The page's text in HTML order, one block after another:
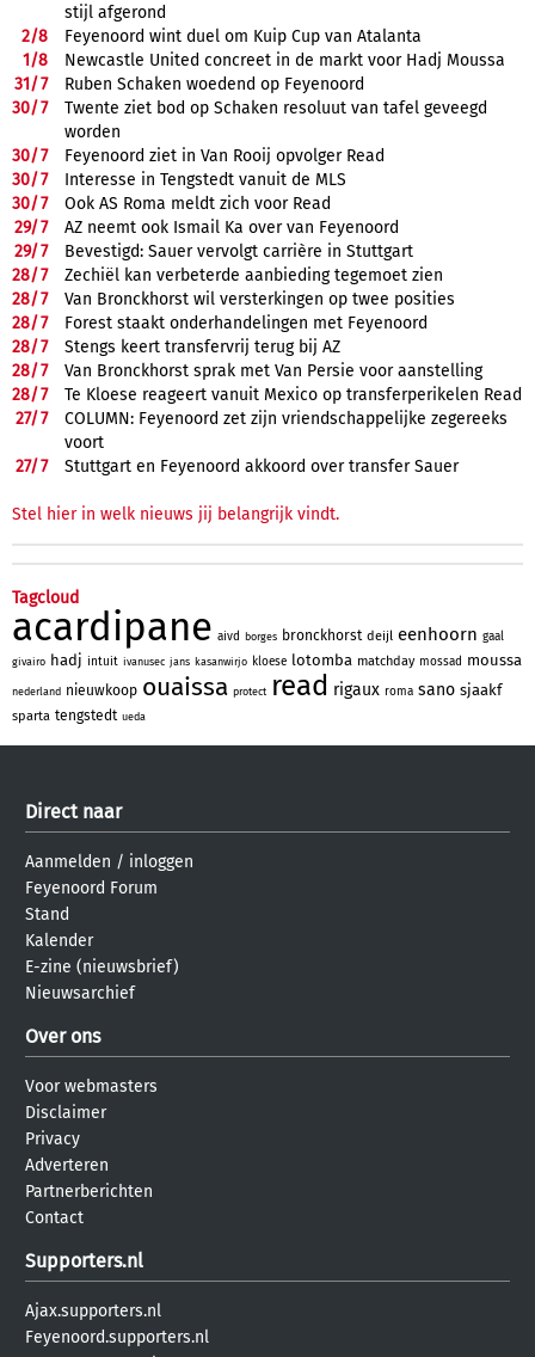
stijl afgerond
2/8
Feyenoord wint duel om Kuip Cup van Atalanta
1/8
Newcastle United concreet in de markt voor Hadj Moussa
31/7
Ruben Schaken woedend op Feyenoord
30/7
Twente ziet bod op Schaken resoluut van tafel geveegd
worden
30/7
Feyenoord ziet in Van Rooij opvolger Read
30/7
Interesse in Tengstedt vanuit de MLS
30/7
Ook AS Roma meldt zich voor Read
29/7
AZ neemt ook Ismail Ka over van Feyenoord
29/7
Bevestigd: Sauer vervolgt carrière in Stuttgart
28/7
Zechiël kan verbeterde aanbieding tegemoet zien
28/7
Van Bronckhorst wil versterkingen op twee posities
28/7
Forest staakt onderhandelingen met Feyenoord
28/7
Stengs keert transfervrij terug bij AZ
28/7
Van Bronckhorst sprak met Van Persie voor aanstelling
28/7
Te Kloese reageert vanuit Mexico op transferperikelen Read
27/7
COLUMN: Feyenoord zet zijn vriendschappelijke zegereeks
voort
27/7 Stuttgart en Feyenoord akkoord over transfer Sauer
Stel hier in welk nieuws jij belangrijk vindt.
Tagcloud
acardipane aivd borges bronckhorst deijl eenhoorn gaal
givairo hadj intuit ivanusec jans kasanwirjo kloese lotomba matchday mossad moussa
nederland nieuwkoop ouaissa protect read rigaux roma sano sjaakf
sparta tengstedt ueda
Direct naar
Aanmelden / inloggen
Feyenoord Forum
Stand
Kalender
E-zine (nieuwsbrief)
Nieuwsarchief
Over ons
Voor webmasters
Disclaimer
Privacy
Adverteren
Partnerberichten
Contact
Supporters.nl
Ajax.supporters.nl
Feyenoord.supporters.nl